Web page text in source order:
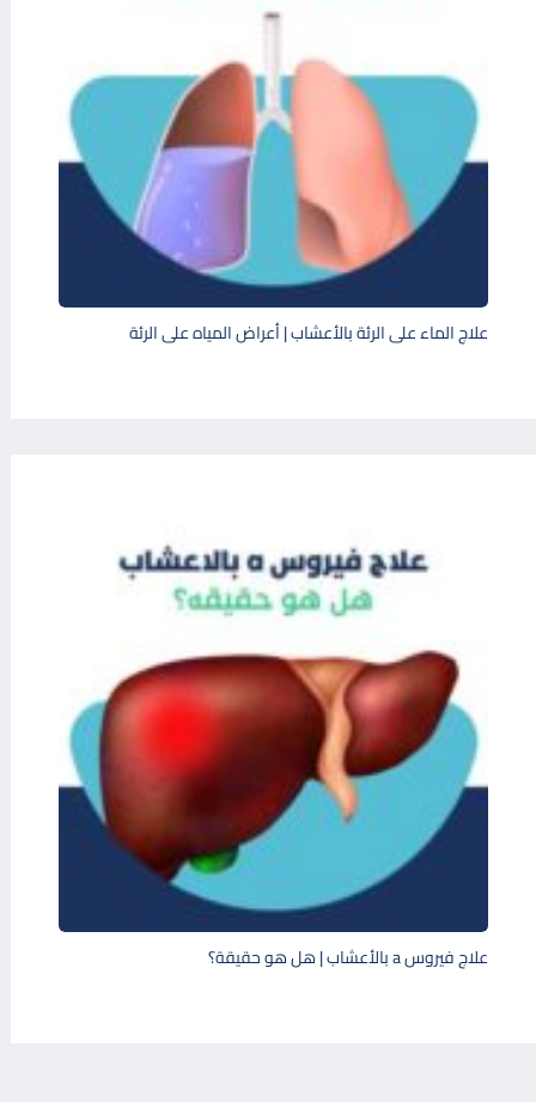
علاج الماء على الرئة بالأعشاب | أعراض المياه على الرئة
علاج فيروس a بالأعشاب | هل هو حقيقة؟